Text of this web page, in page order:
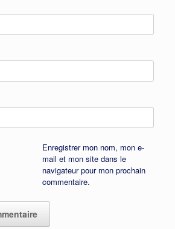
Enregistrer mon nom, mon e-
mail et mon site dans le
navigateur pour mon prochain
commentaire.